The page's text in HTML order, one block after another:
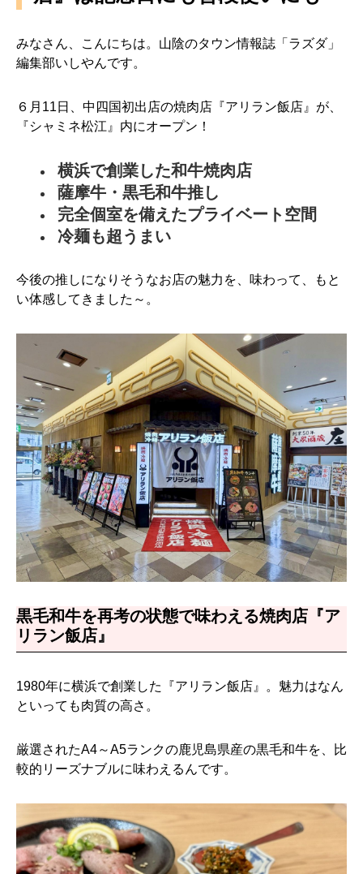
みなさん、こんにちは。山陰のタウン情報誌「ラズダ」
編集部いしやんです。
６月11日、中四国初出店の焼肉店『アリラン飯店』が、
『シャミネ松江』内にオープン！
横浜で創業した和牛焼肉店
薩摩牛・黒毛和牛推し
完全個室を備えたプライベート空間
冷麺も超うまい
今後の推しになりそうなお店の魅力を、味わって、もと
い体感してきました～。
黒毛和牛を再考の状態で味わえる焼肉店『ア
リラン飯店』
1980年に横浜で創業した『アリラン飯店』。魅力はなん
といっても肉質の高さ。
厳選されたA4～A5ランクの鹿児島県産の黒毛和牛を、比
較的リーズナブルに味わえるんです。